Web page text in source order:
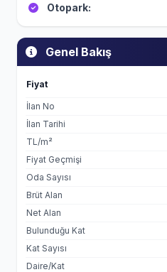
Genel Bakış
Fiyat
İlan No
İlan Tarihi
TL/m²
Fiyat Geçmişi
Oda Sayısı
Brüt Alan
Net Alan
Bulunduğu Kat
Kat Sayısı
Daire/Kat
Otopark: